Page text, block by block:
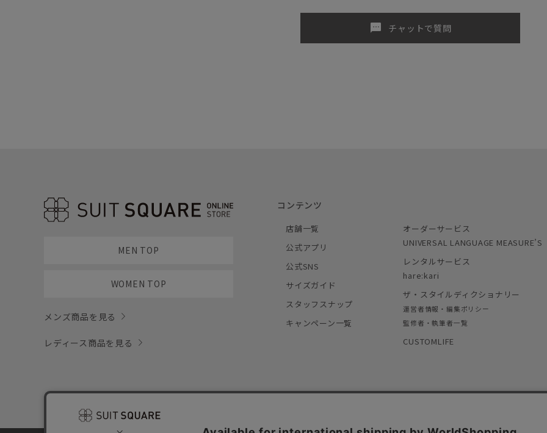
sms チャットで質問
MEN TOP
WOMEN TOP
メンズ商品を見る
レディース商品を見る
コンテンツ
店舗一覧
公式アプリ
公式SNS
サイズガイド
スタッフスナップ
キャンペーン一覧
オーダーサービス
UNIVERSAL LANGUAGE MEASURE’S
レンタルサービス
hare:kari
ザ・スタイルディクショナリー
運営者情報・編集ポリシー
監修者・執筆者一覧
CUSTOMLIFE